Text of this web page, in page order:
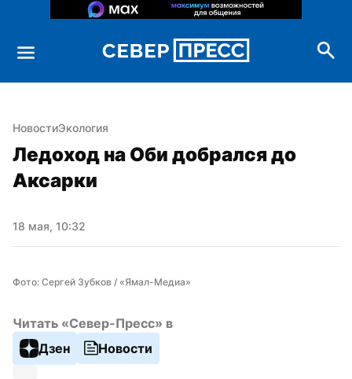
НовостиЭкология
Ледоход на Оби добрался до
Аксарки
18 мая, 10:32
Фото: Сергей Зубков / «Ямал-Медиа»
Читать «Север-Пресс» в
Дзен
Новости